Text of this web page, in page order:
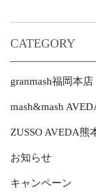
CATEGORY
granmash福岡本店
mash&mash
ZUSSO AVEDA熊
お知らせ
キャンペーン